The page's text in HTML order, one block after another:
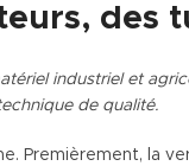
des
industriel et
de qualité.
Premièrement, la